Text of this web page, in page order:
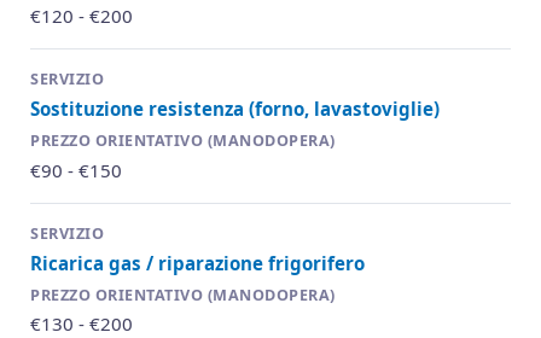
€120 - €200
Sostituzione resistenza (forno, lavastoviglie)
€90 - €150
Ricarica gas / riparazione frigorifero
€130 - €200